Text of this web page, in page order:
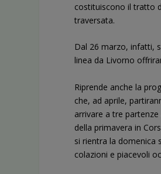
costituiscono il tratto
traversata.
Dal 26 marzo, infatti,
linea da Livorno
Riprende anche la
che, ad aprile,
arrivare a tre
della primavera in
si rientra la domenica
colazioni e piacevoli